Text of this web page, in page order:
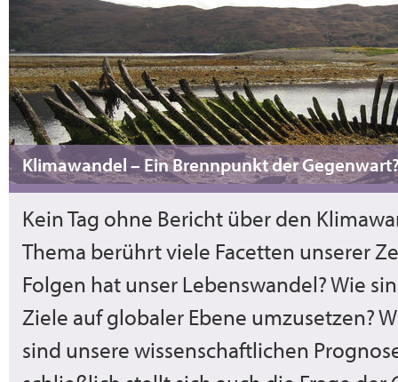
Klimawandel – Ein Brennpunkt der
Kein Tag ohne Bericht über den
Thema berührt viele Facetten unserer
Folgen hat unser Lebenswandel? Wie
Ziele auf globaler Ebene umzusetzen?
sind unsere wissenschaftlichen